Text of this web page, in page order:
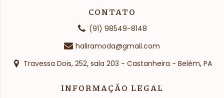
CONTATO
(91) 98549-8148
haliramoda@gmail.com
Travessa Dois, 252, sala 203 - Castanheira - Belém, PA
INFORMAÇÃO LEGAL